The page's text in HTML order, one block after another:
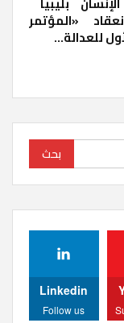
«المؤتمر
للعدالة…
Linkedin
Follow us